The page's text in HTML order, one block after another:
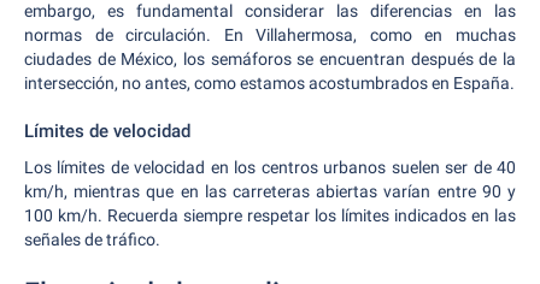
embargo, es fundamental considerar las diferencias en las
normas de circulación. En Villahermosa, como en muchas
ciudades de México, los semáforos se encuentran después de la
intersección, no antes, como estamos acostumbrados en España.
Límites de velocidad
Los límites de velocidad en los centros urbanos suelen ser de 40
km/h, mientras que en las carreteras abiertas varían entre 90 y
100 km/h. Recuerda siempre respetar los límites indicados en las
señales de tráfico.